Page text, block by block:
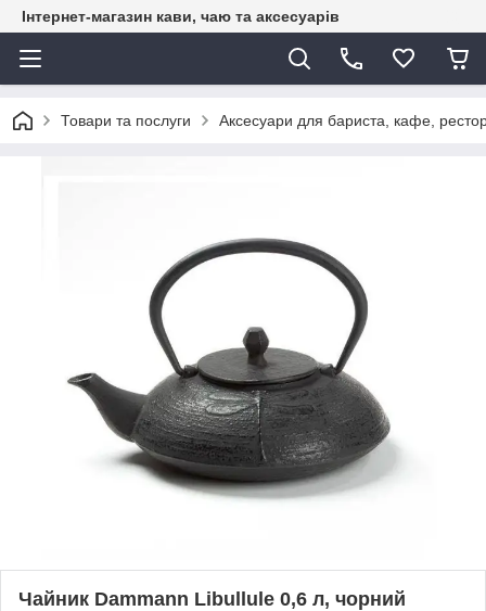
Інтернет-магазин кави, чаю та аксесуарів
Товари та послуги Аксесуари для бариста, кафе,
Чайник Dammann Libullule 0,6 л, чорний